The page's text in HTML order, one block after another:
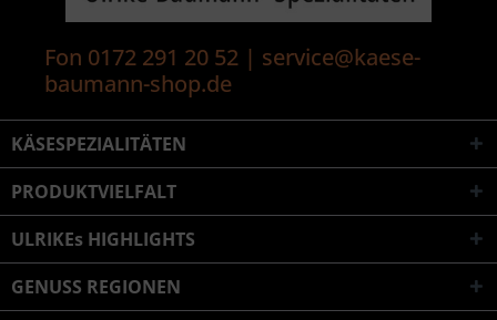
Fon 0172 291 20 52 | service@kaese-
baumann-shop.de
KÄSESPEZIALITÄTEN
PRODUKTVIELFALT
ULRIKEs HIGHLIGHTS
GENUSS REGIONEN